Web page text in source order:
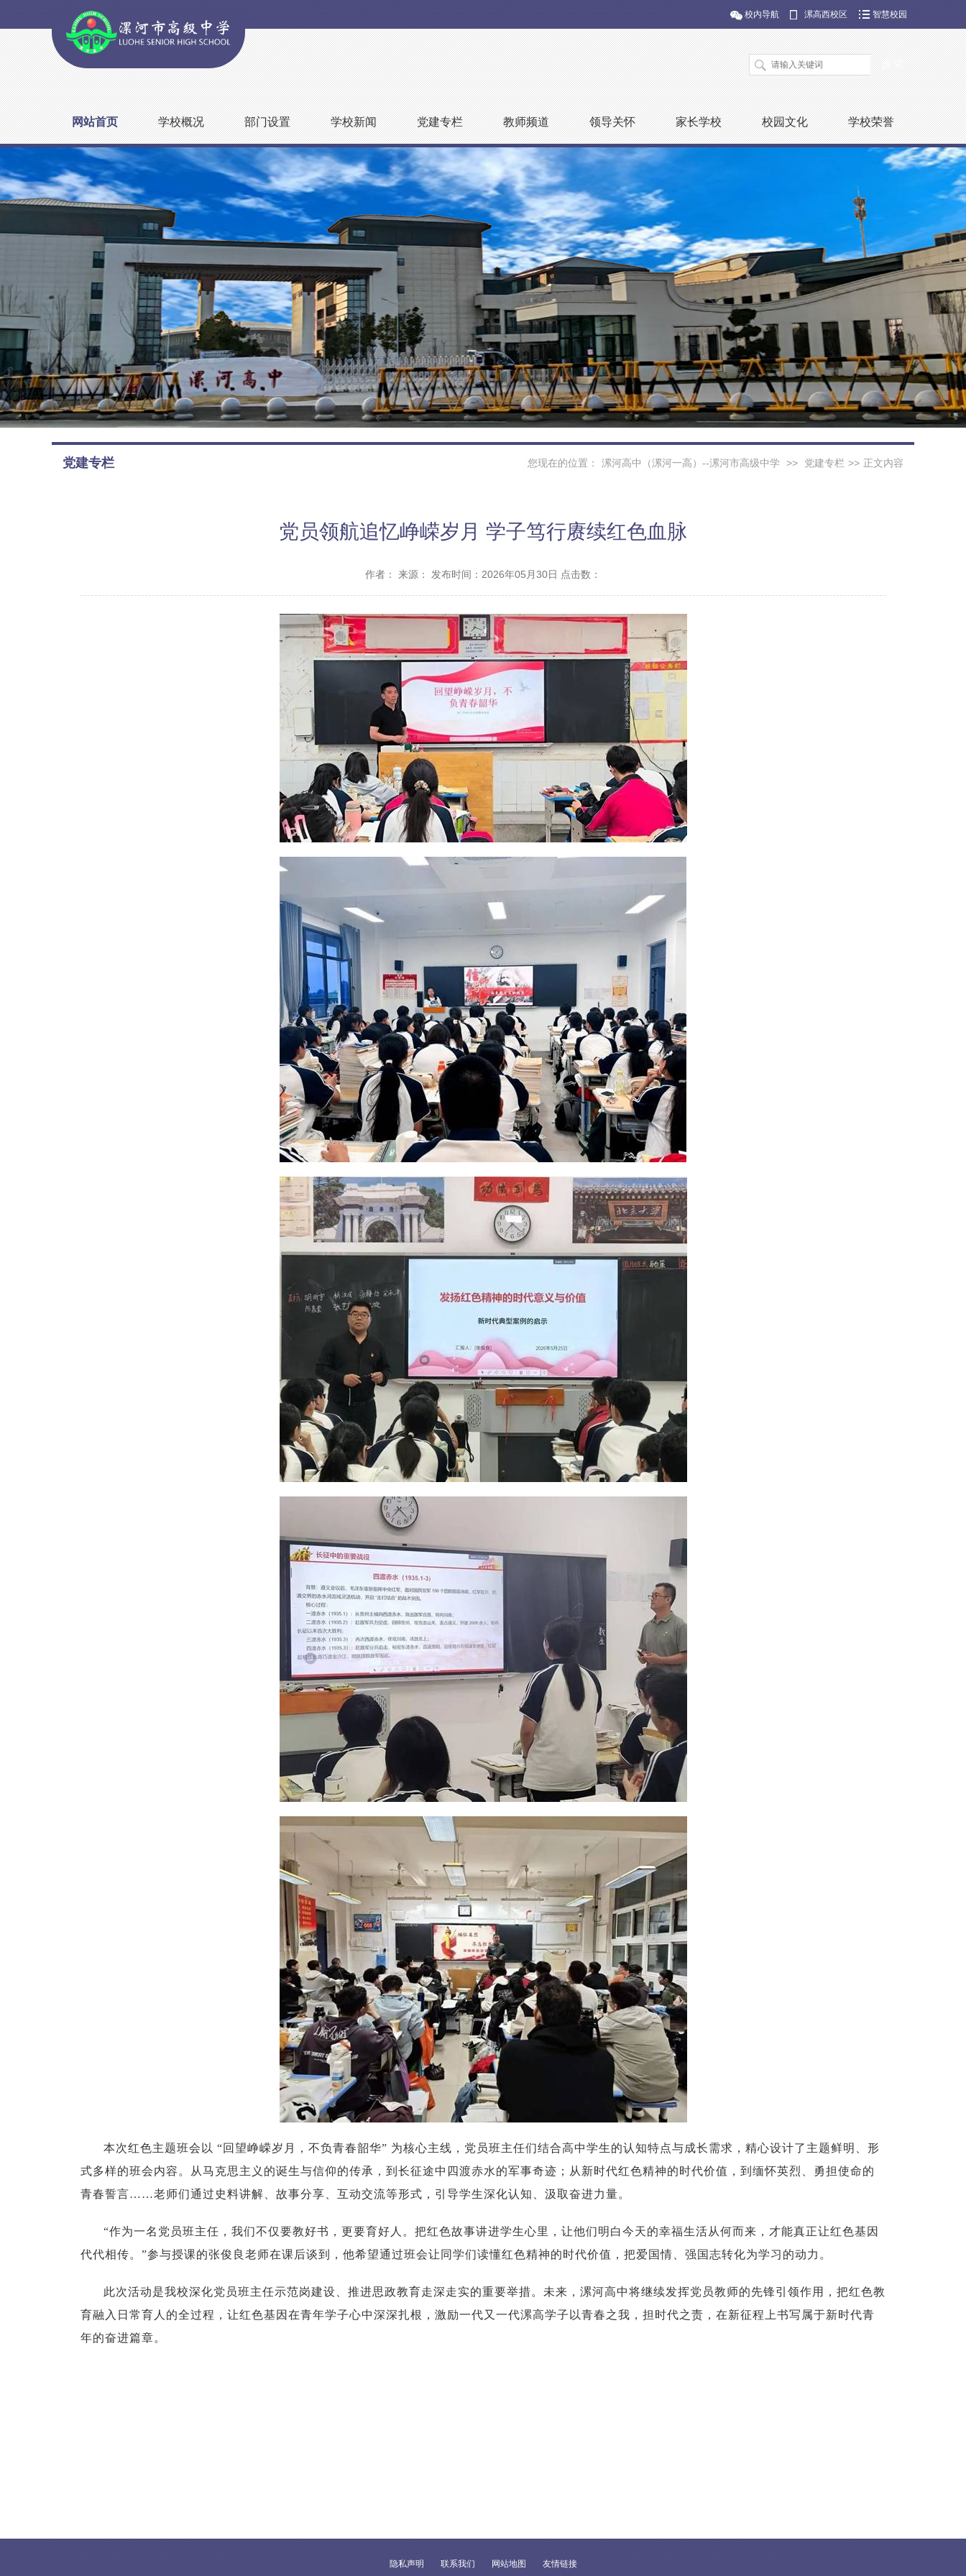
校内导航 漯高西校区 智慧校园
网站首页 学校概况 部门设置 学校新闻 党建专栏 教师频道 领导关怀 家长学校 校园文化 学校荣誉
您现在的位置： 漯河高中（漯河一高）--漯河市高级中学 >> 党建专栏 >> 正文内容
党建专栏
党员领航追忆峥嵘岁月 学子笃行赓续红色血脉
作者： 来源： 发布时间：2026年05月30日 点击数：
本次红色主题班会以 “回望峥嵘岁月，不负青春韶华” 为核心主线，党员班主任们结合高中学生的认知特点与成长需求，精心设计了主题鲜明、形
式多样的班会内容。从马克思主义的诞生与信仰的传承，到长征途中四渡赤水的军事奇迹；从新时代红色精神的时代价值，到缅怀英烈、勇担使命的
青春誓言……老师们通过史料讲解、故事分享、互动交流等形式，引导学生深化认知、汲取奋进力量。
“作为一名党员班主任，我们不仅要教好书，更要育好人。把红色故事讲进学生心里，让他们明白今天的幸福生活从何而来，才能真正让红色基因
代代相传。”参与授课的张俊良老师在课后谈到，他希望通过班会让同学们读懂红色精神的时代价值，把爱国情、强国志转化为学习的动力。
此次活动是我校深化党员班主任示范岗建设、推进思政教育走深走实的重要举措。未来，漯河高中将继续发挥党员教师的先锋引领作用，把红色教
育融入日常育人的全过程，让红色基因在青年学子心中深深扎根，激励一代又一代漯高学子以青春之我，担时代之责，在新征程上书写属于新时代青
年的奋进篇章。
隐私声明 联系我们 网站地图 友情链接